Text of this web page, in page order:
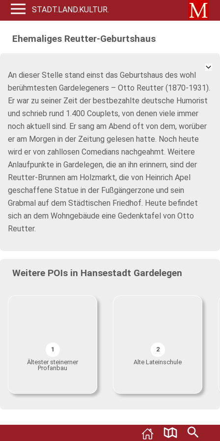
STADT.LAND.KULTUR.
Ehemaliges Reutter-Geburtshaus
An dieser Stelle stand einst das Geburtshaus des wohl
berühmtesten Gardelegeners – Otto Reutter (1870-1931).
Er war zu seiner Zeit der bestbezahlte deutsche Humorist
und schrieb rund 1.400 Couplets, von denen viele immer
noch aktuell sind. Er sang am Abend oft von dem, worüber
er am Morgen in der Zeitung gelesen hatte. Noch heute
wird er von zahllosen Comedians nachgeahmt. Weitere
Anlaufpunkte in Gardelegen, die an ihn erinnern, sind der
Reutter-Brunnen am Holzmarkt, die von Heinrich Apel
geschaffene Statue in der Fußgängerzone und sein
Grabmal auf dem Städtischen Friedhof. Heute befindet
sich an dem Wohngebäude eine Gedenktafel von Otto
Reutter.
Weitere POIs in Hansestadt Gardelegen
1
Ältester steinerner
Profanbau
2
Alte Lateinschule